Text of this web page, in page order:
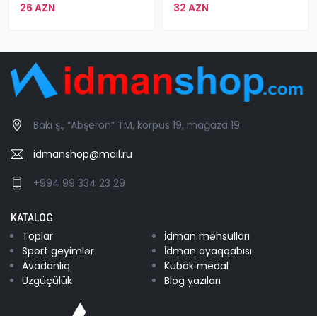
26 AZN 32 AZN
Bakı ş., “Abşeron” TM, korpus 19, mağaza 19
idmanshop@mail.ru
+994 99 334 23 29
KATALOG
Toplar
İdman məhsulları
Sport geyimlər
İdman ayaqqabısı
Avadanlıq
Kubok medal
Üzgüçülük
Blog yazıları